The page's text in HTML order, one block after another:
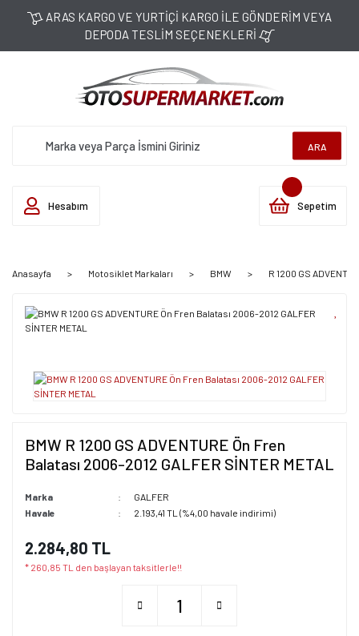
ARAS KARGO VE YURTİÇİ KARGO İLE GÖNDERİM VEYA
DEPODA TESLİM SEÇENEKLERİ
ARA
Hesabım Sepetim
Anasayfa Motosiklet Markaları BMW R 1200 GS
BMW R 1200 GS ADVENTURE Ön Fren
Balatası 2006-2012 GALFER SİNTER METAL
Marka
GALFER
Havale
2.193,41 TL (%4,00 havale indirimi)
2.284,80 TL
* 260,85 TL den başlayan taksitlerle!!